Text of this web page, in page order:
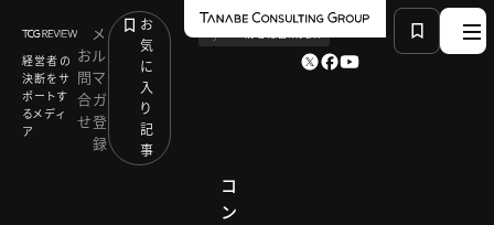
経営者の
決断をサ
ポートす
るメディ
ア
お
問
合
せ
メ
ル
マ
ガ
登
録
お
気
に
入
り
記
事
コ
ン